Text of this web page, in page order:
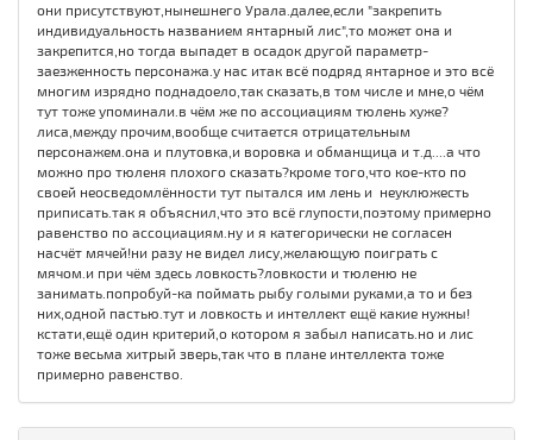
они присутствуют,нынешнего Урала.далее,если "закрепить
индивидуальность названием янтарный лис",то может она и
закрепится,но тогда выпадет в осадок другой параметр-
заезженность персонажа.у нас итак всё подряд янтарное и это всё
многим изрядно поднадоело,так сказать,в том числе и мне,о чём
тут тоже упоминали.в чём же по ассоциациям тюлень хуже?
лиса,между прочим,вообще считается отрицательным
персонажем.она и плутовка,и воровка и обманщица и т.д....а что
можно про тюленя плохого сказать?кроме того,что кое-кто по
своей неосведомлённости тут пытался им лень и неуклюжесть
приписать.так я объяснил,что это всё глупости,поэтому примерно
равенство по ассоциациям.ну и я категорически не согласен
насчёт мячей!ни разу не видел лису,желающую поиграть с
мячом.и при чём здесь ловкость?ловкости и тюленю не
занимать.попробуй-ка поймать рыбу голыми руками,а то и без
них,одной пастью.тут и ловкость и интеллект ещё какие нужны!
кстати,ещё один критерий,о котором я забыл написать.но и лис
тоже весьма хитрый зверь,так что в плане интеллекта тоже
примерно равенство.